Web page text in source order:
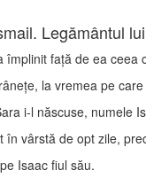
Legământul
faţă de ea ceea
la vremea pe
i-l născuse, numele
vârstă de opt zile,
Isaac fiul său.